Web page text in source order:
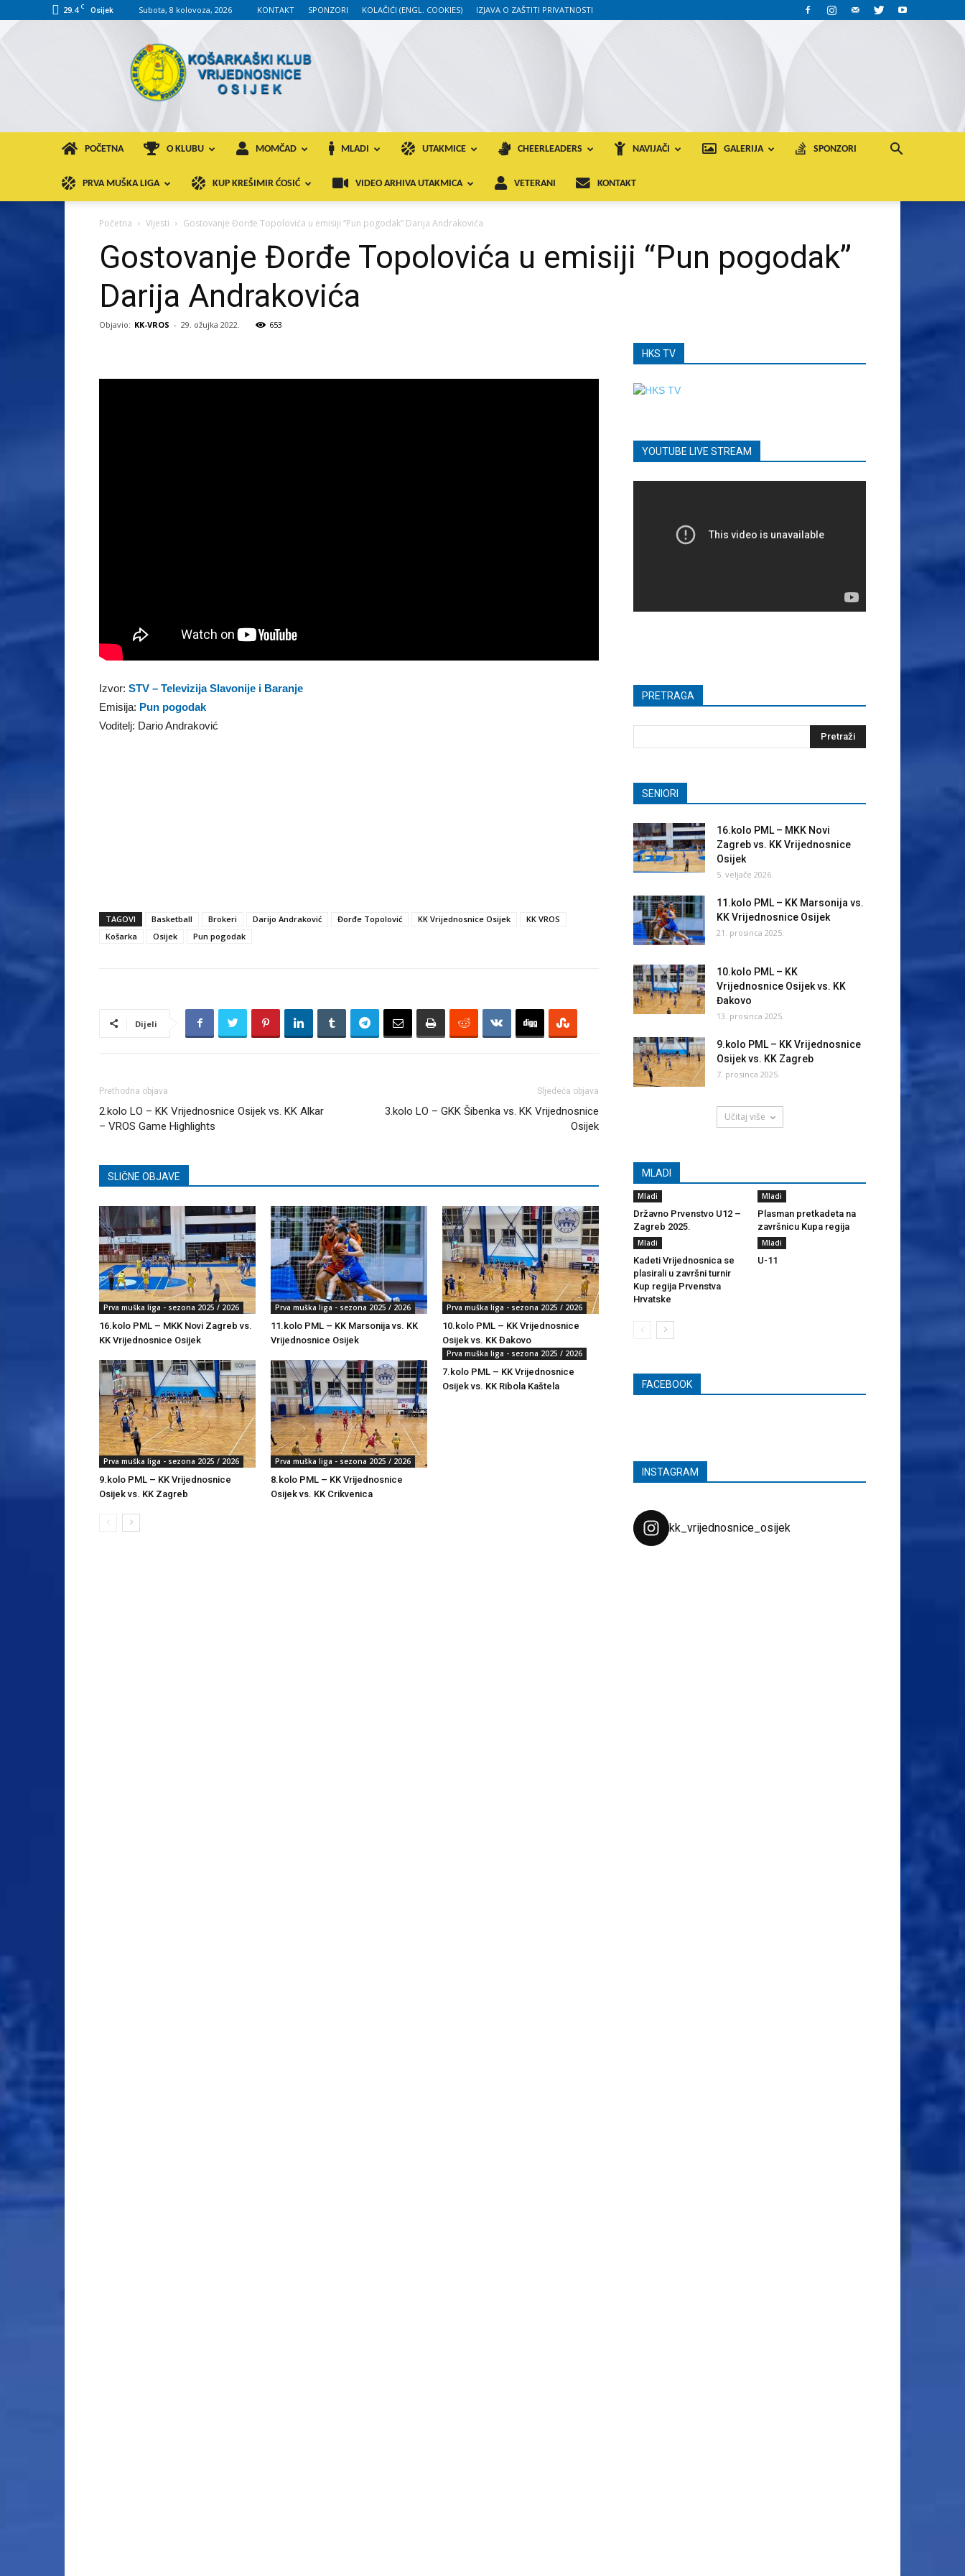
29.4 C Osijek Subota, 8 kolovoza, 2026 KONTAKT SPONZORI KOLAČIĆI (ENGL. COOKIES) IZJAVA O ZAŠTITI PRIVATNOSTI
KK
VROS
POČETNA O KLUBU MOMČAD MLADI UTAKMICE CHEERLEADERS NAVIJAČI GALERIJA SPONZORI
PRVA MUŠKA LIGA KUP KREŠIMIR ĆOSIĆ VIDEO ARHIVA UTAKMICA VETERANI KONTAKT
Početna Vijesti Gostovanje Đorđe Topolovića u emisiji “Pun pogodak” Darija Andrakovića
Gostovanje Đorđe Topolovića u emisiji “Pun pogodak”
Darija Andrakovića
Objavio: KK-VROS - 29. ožujka 2022. 653
Izvor: STV – Televizija Slavonije i Baranje
Emisija: Pun pogodak
Voditelj: Dario Andraković
TAGOVI Basketball Brokeri Darijo Andraković Đorđe Topolović KK Vrijednosnice Osijek
KK VROS
Košarka
Osijek Pun pogodak
Dijeli
Prethodna objava
2.kolo LO – KK Vrijednosnice Osijek vs. KK Alkar
– VROS Game Highlights
Sljedeća objava
3.kolo LO – GKK Šibenka vs. KK Vrijednosnice
Osijek
SLIČNE OBJAVE
Prva muška liga - sezona 2025 / 2026
16.kolo PML – MKK Novi Zagreb vs.
KK Vrijednosnice Osijek
Prva muška liga - sezona 2025 / 2026
11.kolo PML – KK Marsonija vs. KK
Vrijednosnice Osijek
Prva muška liga - sezona 2025 / 2026
10.kolo PML – KK Vrijednosnice
Osijek vs. KK Đakovo
Prva muška liga - sezona 2025 / 2026
9.kolo PML – KK Vrijednosnice
Osijek vs. KK Zagreb
Prva muška liga - sezona 2025 / 2026
8.kolo PML – KK Vrijednosnice
Osijek vs. KK Crikvenica
Prva muška liga - sezona 2025 / 2026
7.kolo PML – KK Vrijednosnice
Osijek vs. KK Ribola Kaštela
HKS TV
YOUTUBE LIVE STREAM
PRETRAGA
SENIORI
16.kolo PML – MKK Novi
Zagreb vs. KK Vrijednosnice
Osijek
5. veljače 2026.
11.kolo PML – KK Marsonija vs.
KK Vrijednosnice Osijek
21. prosinca 2025.
10.kolo PML – KK
Vrijednosnice Osijek vs. KK
Đakovo
13. prosinca 2025.
9.kolo PML – KK Vrijednosnice
Osijek vs. KK Zagreb
7. prosinca 2025.
Učitaj više
MLADI
Mladi
Državno Prvenstvo U12 –
Zagreb 2025.
Mladi
Plasman pretkadeta na
završnicu Kupa regija
Mladi
Kadeti Vrijednosnica se
plasirali u završni turnir
Kup regija Prvenstva
Hrvatske
Mladi
U-11
FACEBOOK
INSTAGRAM
kk_vrijednosnice_osijek